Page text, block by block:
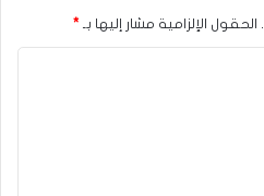
الحقول الإلزامية مشار إليها بـ *